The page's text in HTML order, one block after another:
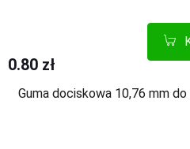
0.80 zł
Guma dociskowa 10,76 mm